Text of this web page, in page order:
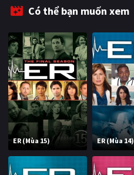
Có thể bạn muốn xem
ER (Mùa 15) ER (Mùa 14)